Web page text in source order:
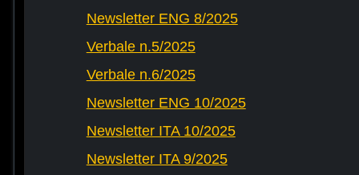
Newsletter ENG 8/2025
Verbale n.5/2025
Verbale n.6/2025
Newsletter ENG 10/2025
Newsletter ITA 10/2025
Newsletter ITA 9/2025